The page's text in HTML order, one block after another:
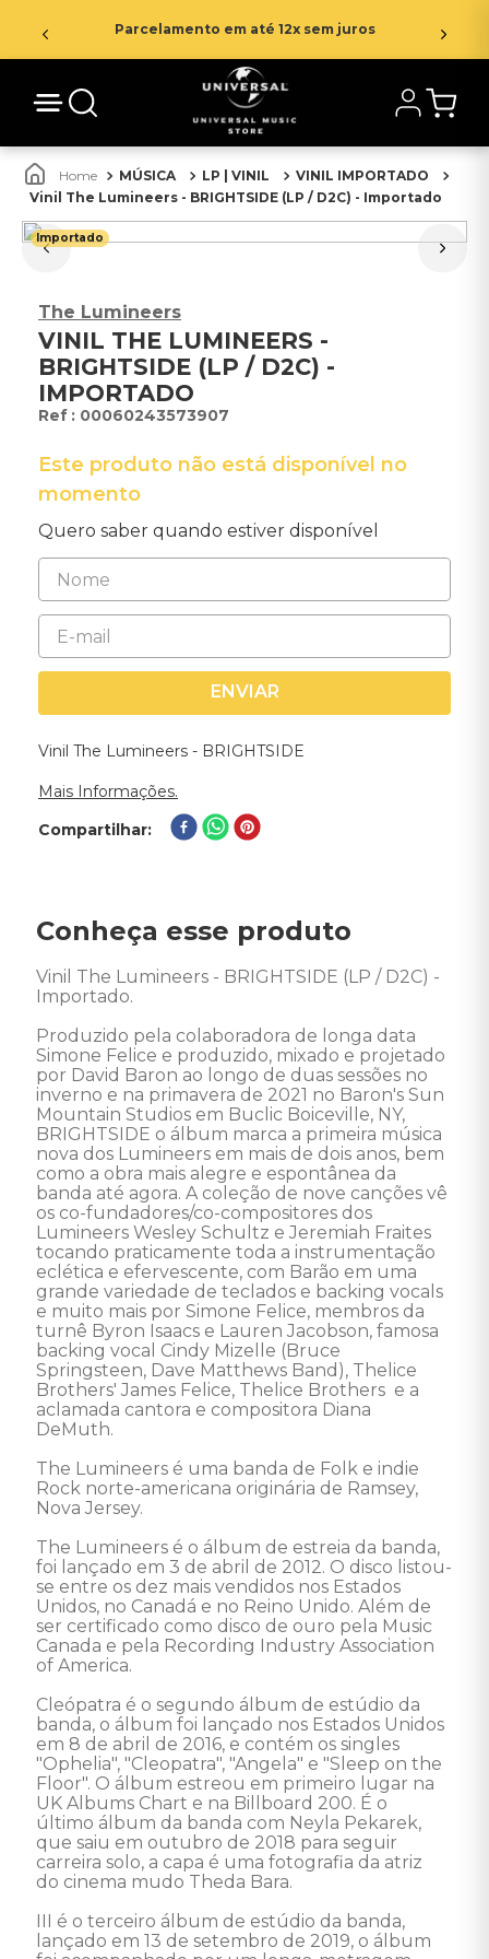
Parcelamento em até 12x sem juros
MÚSICA LP | VINIL
VINIL IMPORTADO
Vinil The Lumineers - BRIGHTSIDE (LP / D2C) - Importado
Importado
The Lumineers
VINIL THE LUMINEERS -
BRIGHTSIDE (LP / D2C) -
IMPORTADO
: 00060243573907
Este produto não está disponível no
momento
Quero saber quando estiver disponível
ENVIAR
Vinil The Lumineers - BRIGHTSIDE
Mais Informações.
Compartilhar
Conheça esse produto
Vinil The Lumineers - BRIGHTSIDE (LP / D2C) -
Importado.
Produzido pela colaboradora de longa data
Simone Felice e produzido, mixado e projetado
por David Baron ao longo de duas sessões no
inverno e na primavera de 2021 no Baron's Sun
Mountain Studios em Buclic Boiceville, NY,
BRIGHTSIDE o álbum marca a primeira música
nova dos Lumineers em mais de dois anos, bem
como a obra mais alegre e espontânea da
banda até agora. A coleção de nove canções vê
os co-fundadores/co-compositores dos
Lumineers Wesley Schultz e Jeremiah Fraites
tocando praticamente toda a instrumentação
eclética e efervescente, com Barão em uma
grande variedade de teclados e backing vocals
e muito mais por Simone Felice, membros da
turnê Byron Isaacs e Lauren Jacobson, famosa
backing vocal Cindy Mizelle (Bruce
Springsteen, Dave Matthews Band), Thelice
Brothers' James Felice, Thelice Brothers  e a
aclamada cantora e compositora Diana
DeMuth.
The Lumineers é uma banda de Folk e indie
Rock norte-americana originária de Ramsey,
Nova Jersey.
The Lumineers é o álbum de estreia da banda,
foi lançado em 3 de abril de 2012. O disco listou-
se entre os dez mais vendidos nos Estados
Unidos, no Canadá e no Reino Unido. Além de
ser certificado como disco de ouro pela Music
Canada e pela Recording Industry Association
of America.
Cleópatra é o segundo álbum de estúdio da
banda, o álbum foi lançado nos Estados Unidos
em 8 de abril de 2016, e contém os singles
"Ophelia", "Cleopatra", "Angela" e "Sleep on the
Floor". O álbum estreou em primeiro lugar na
UK Albums Chart e na Billboard 200. É o
último álbum da banda com Neyla Pekarek,
que saiu em outubro de 2018 para seguir
carreira solo, a capa é uma fotografia da atriz
do cinema mudo Theda Bara.
III é o terceiro álbum de estúdio da banda,
lançado em 13 de setembro de 2019, o álbum